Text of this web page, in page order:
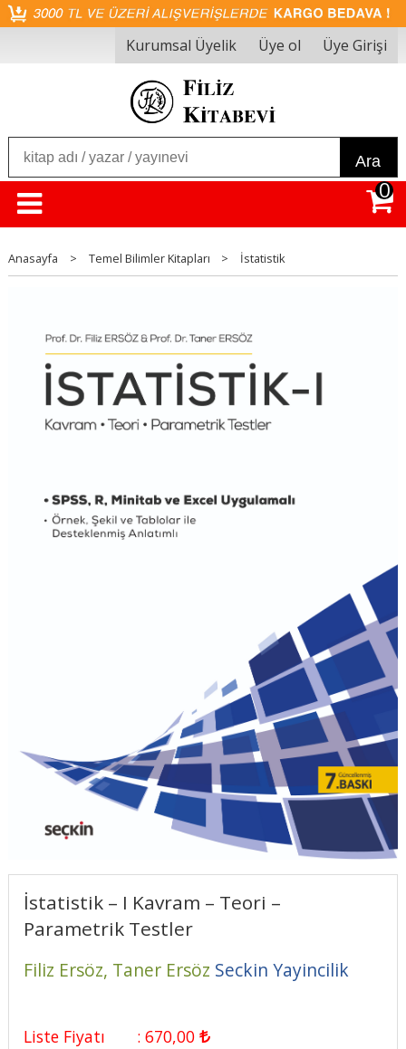
Kurumsal Üyelik Üye ol Üye Girişi
Ara
0
Anasayfa > Temel Bilimler Kitapları > İstatistik
İstatistik – I Kavram – Teori –
Parametrik Testler
Filiz Ersöz, Taner Ersöz Seckin Yayincilik
Liste Fiyatı : 670,00